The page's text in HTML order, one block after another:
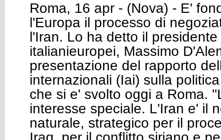
Roma, 16 apr - (Nova) - E'
l'Europa il processo di
l'Iran. Lo ha detto il
italianieuropei, Massimo
presentazione del rapporto
internazionali (Iai) sulla
che si e' svolto oggi a Roma.
interesse speciale. L'Iran e' il
naturale, strategico per il